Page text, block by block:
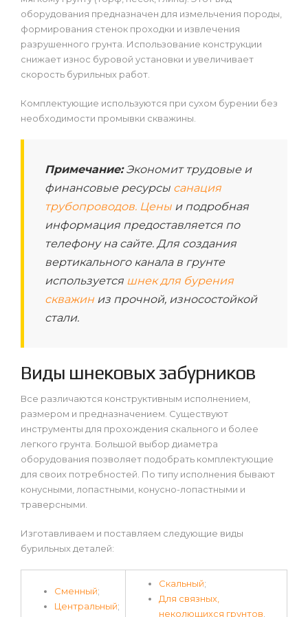
оборудования предназначен для измельчения породы,
формирования стенок проходки и извлечения
разрушенного грунта. Использование конструкции
снижает износ буровой установки и увеличивает
скорость бурильных работ.
Комплектующие используются при сухом бурении без
необходимости промывки скважины.
Примечание:Экономит трудовые и
финансовые ресурсы санация
трубопроводов. Цены и подробная
информация предоставляется по
телефону на сайте. Для создания
вертикального канала в грунте
используется шнек для бурения
скважин из прочной, износостойкой
стали.
Виды шнековых забурников
Все различаются конструктивным исполнением,
размером и предназначением. Существуют
инструменты для прохождения скального и более
легкого грунта. Большой выбор диаметра
оборудования позволяет подобрать комплектующие
для своих потребностей. По типу исполнения бывают
конусными, лопастными, конусно-лопастными и
траверсными.
Изготавливаем и поставляем следующие виды
бурильных деталей:
Сменный;
Центральный;
Скальный;
Для связных,
неколющихся грунтов